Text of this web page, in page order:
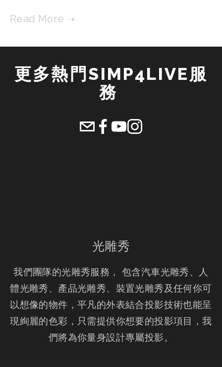
更多熱門SIMP4LIVE服
務
光雕秀
我們團隊的光雕秀服務， 包含汽車光雕秀、人
體光雕秀、產品光雕秀、裝置光雕秀及任何你可
以想像的物件，平凡的外表結合投影技術也能呈
現絢麗的色彩，只需提供你想要的投影項目，我
們將為你量身設計專屬投影。